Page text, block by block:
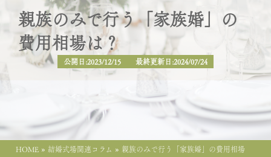
親族のみで行う「家族婚」の
費用相場は？
公開日:2023/12/15 最終更新日:2024/07/24
HOME » 結婚式場関連コラム » 親族のみで行う「家族婚」の費用相場